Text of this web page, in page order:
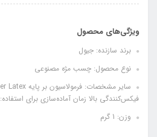
ویژگی‌های محصول
برند سازنده: جیول
نوع محصول: چسب مژه مصنوعی
فیکس‌کنندگی بالا زمان آماده‌سازی برای استفاده: ۳۰ تا ۶۰ ثانیه
وزن: 1 گرم